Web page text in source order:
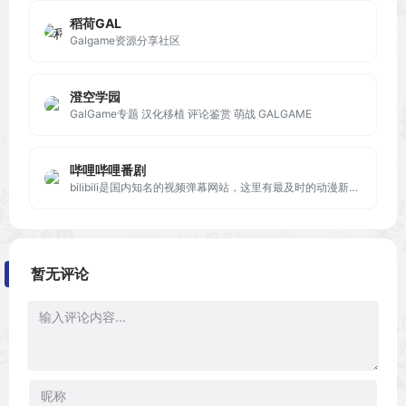
稻荷GAL
Galgame资源分享社区
澄空学园
GalGame专题 汉化移植 评论鉴赏 萌战 GALGAME
哔哩哔哩番剧
bilibili是国内知名的视频弹幕网站，这里有最及时的动漫新番，最棒的ACG氛围，最有创意的Up主。大家可以在这里找到许多欢乐。
暂无评论